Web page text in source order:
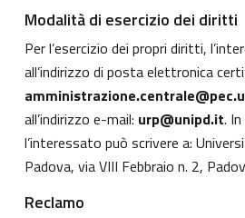
Modalità di esercizio dei diritti
Per l’esercizio dei propri diritti,
all’indirizzo di posta elettronica
all’indirizzo e-mail: urp@unipd.it.
l’interessato può scrivere a:
Padova, via VIII Febbraio n. 2,
Reclamo